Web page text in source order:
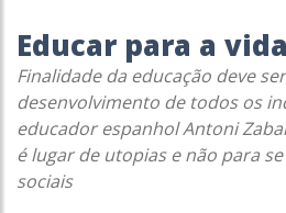
Educar para a vida
Finalidade da educação deve
desenvolvimento de todos os
educador espanhol Antoni
é lugar de utopias e não para
sociais